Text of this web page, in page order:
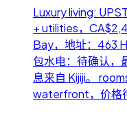
Luxury living:
+ utilities，
Bay，地址：463
包水电：待确认
息来自 Kijiji。
waterfront，价格